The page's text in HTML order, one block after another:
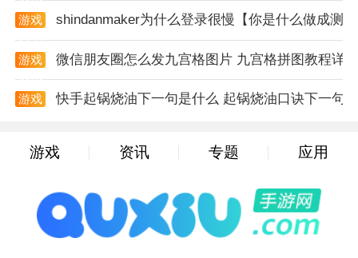
1. 声音创作：玩家可以在游戏内置的声音库中选择喜欢
的声音样本，通过调整音量、节奏等参数，创作出个性
化的asmr作品。
2. 分享交流：玩家可以将自己的作品分享到游戏社区
中，与其他玩家互动、交流心得，也可以从他们的作品
题的asmr作品、获得一定数量的点赞等，完成任务可
获得游戏奖励。
游戏
shindanmaker为什么登录很慢【你是什么做成测
游戏
微信朋友圈怎么发九宫格图片 九宫格拼图教程详解
游戏
快手起锅烧油下一句是什么 起锅烧油口诀下一句
游戏 资讯 专题 应用